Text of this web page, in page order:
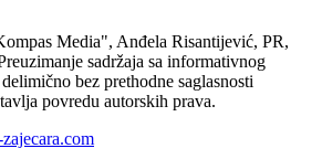
Media", Anđela Risantijević, PR,
sadržaja sa informativnog
bez prethodne saglasnosti
povredu autorskih prava.